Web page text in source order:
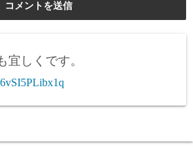
宜しくです。